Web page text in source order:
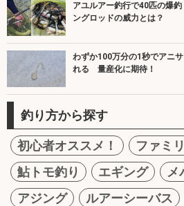
アユルアー釣行で40匹の爆
ングロッドの威力とは？
わずか100万分の1秒でアニ
れる 量産化に期待！
釣り方から探す
初心者オススメ！
ファミ
鮎トモ釣り
エギング
メ
アジング
ルアーシーバス